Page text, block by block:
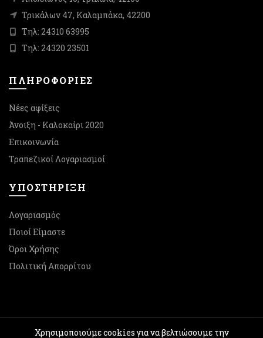
Τρικάλων 47, Καλαμπάκα, 42200
Τηλ: 24310 63995
Τηλ: 24320 23501
ΠΛΗΡΟΦΟΡΙΕΣ
Νέες αφίξεις
Άνοιξη - Καλοκαίρι 2020
Επικοινωνία
Τραπεζικοί Λογαριασμοί
ΥΠΟΣΤΉΡΙΞΗ
Λογαριασμός
Ποιοί Είμαστε
Όροι Χρήσης
Πολιτική Απορρίτου
Χρησιμοποιούμε cookies για να βελτιώσουμε την